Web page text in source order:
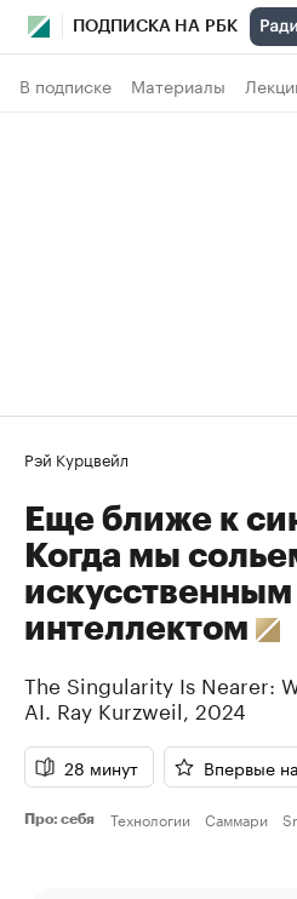
ПОДПИСКА НА РБК
В подписке Материалы
Рэй Курцвейл
Еще ближе к
Когда мы
искусственным
интеллектом
The Singularity Is Nearer:
AI. Ray Kurzweil 2024
28 минут Впервые
Про: себя Технологии Саммари